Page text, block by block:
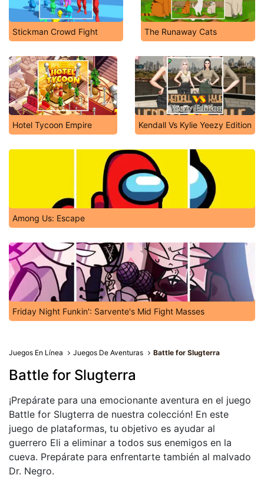
Stickman Crowd Fight The Runaway Cats
Hotel Tycoon Empire Kendall Vs Kylie Yeezy Edition
Among Us: Escape
Friday Night Funkin': Sarvente's Mid Fight Masses
Juegos En Línea Juegos De Aventuras Battle for Slugterra
Battle for Slugterra
¡Prepárate para una emocionante aventura en el juego
Battle for Slugterra de nuestra colección! En este
juego de plataformas, tu objetivo es ayudar al
guerrero Eli a eliminar a todos sus enemigos en la
cueva. Prepárate para enfrentarte también al malvado
Dr. Negro.